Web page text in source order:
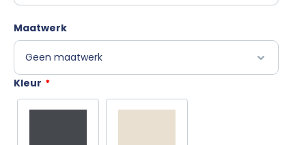
Maatwerk
*
Kleur